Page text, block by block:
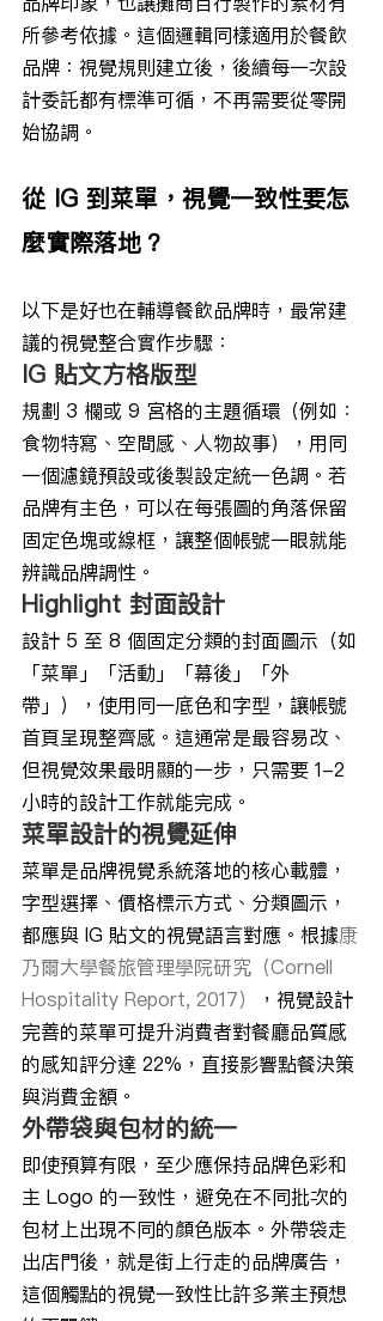
所參考依據。這個邏輯同樣適用於餐飲
品牌：視覺規則建立後，後續每一次設
計委託都有標準可循，不再需要從零開
始協調。
從 IG 到菜單，視覺一致性要怎
麼實際落地？
以下是好也在輔導餐飲品牌時，最常建
議的視覺整合實作步驟：
IG 貼文方格版型
規劃 3 欄或 9 宮格的主題循環（例如：
食物特寫、空間感、人物故事），用同
一個濾鏡預設或後製設定統一色調。若
品牌有主色，可以在每張圖的角落保留
固定色塊或線框，讓整個帳號一眼就能
辨識品牌調性。
Highlight 封面設計
設計 5 至 8 個固定分類的封面圖示（如
「菜單」「活動」「幕後」「外
帶」），使用同一底色和字型，讓帳號
首頁呈現整齊感。這通常是最容易改、
但視覺效果最明顯的一步，只需要 1-2
小時的設計工作就能完成。
菜單設計的視覺延伸
菜單是品牌視覺系統落地的核心載體，
字型選擇、價格標示方式、分類圖示，
都應與 IG 貼文的視覺語言對應。根據康
乃爾大學餐旅管理學院研究（Cornell
Hospitality Report, 2017）
，視覺設計
完善的菜單可提升消費者對餐廳品質感
的感知評分達 22%，直接影響點餐決策
與消費金額。
外帶袋與包材的統一
即使預算有限，至少應保持品牌色彩和
主 Logo 的一致性，避免在不同批次的
包材上出現不同的顏色版本。外帶袋走
出店門後，就是街上行走的品牌廣告，
這個觸點的視覺一致性比許多業主預想